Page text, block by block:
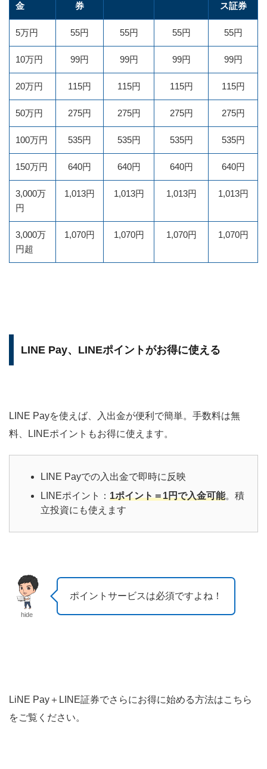
金
券
ス証券
5万円 55円 55円 55円 55円
10万円 99円 99円 99円 99円
20万円 115円 115円 115円 115円
50万円 275円 275円 275円 275円
100万円 535円 535円 535円 535円
150万円 640円 640円 640円 640円
3,000万
円
1,013円 1,013円 1,013円 1,013円
3,000万
円超
1,070円 1,070円 1,070円 1,070円
LINE Pay、LINEポイントがお得に使える
LINE Payを使えば、入出金が便利で簡単。手数料は無
料、LINEポイントもお得に使えます。
LINE Payでの入出金で即時に反映
LINEポイント： 1ポイント＝1円で入金可能。積
立投資にも使えます
hide
ポイントサービスは必須ですよね！
LiNE Pay＋LINE証券でさらにお得に始める方法はこちら
をご覧ください。